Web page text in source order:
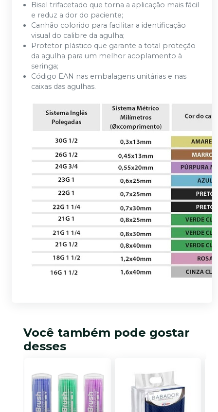
Bisel trifacetado que torna a aplicação mais fácil
e reduz a dor do paciente;
Canhão colorido para facilitar a identificação
visual do calibre da agulha;
Protetor plástico que garante a total proteção
da agulha para um melhor acoplamento à
seringa;
Código EAN nas embalagens unitárias e nas
caixas das agulhas.
Você também pode gostar
desses